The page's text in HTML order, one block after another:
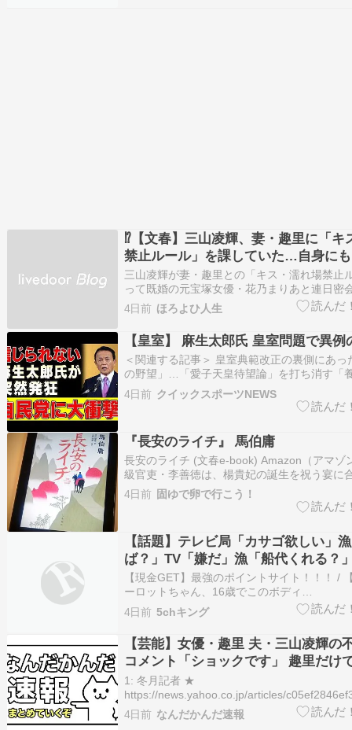
⁉️【文春】三山凌輝、妻・趣里に「キ
禁止ルール」を課していた…自身に
ールを決めるも花乃まりあと舞台で
とめ-
三山凌輝が妻・趣里との「キス・濡れ場禁止
って既婚の元宝塚女優・花乃まりあと連日密
もホテルへ…》 …〈「ちょっとエロいほうが
輝が『愛の不時着』共演の既婚女優・花乃ま
愛”《趣里の悲痛告白「夫は子供に興味がな
か… （出…
4日前 ほろよひ人生
【皇室】 麻生太郎氏 皇室問題で異例
＜関連する記事＞ 皇室典範改正の裏側にあっ
の野望」…「愛子天皇待望論」を打ち消す「
執した理由 - 現代ビジネス （出典：現代ビジ
までも養子でもない…島田裕巳｢皇室典範改
郎の親族"に国民が抱く強烈な不公平感｣ (3
4日前 クイックスポーツNEWS
『長安のライチ』 馬伯庸
長安のライチ (文春e-book) Amazon（アマゾ
級官吏・李善徳は、楊貴妃の誕生を祝う宴に
の大好物であるライチの蜜漬(荔枝煎)を調達
宮に届けるという任につくことに。 簡単なミ
リアすれば出世の道もと喜んだのもつかの間
4日前 固ゆで卵で行こう！
【話題】テレビ局「カサゴ欲しい」
ば？」TV「嫌だ」漁「船代くれる？
→漁師困惑www
【現金GET】最強のポイントサイト！！！ /
ーロットちゃん、16歳でこのボディ
⇒♡♡♡♡♡♡♡♡♡♡♡♡ / 【愕然】ワイ、
くなるのが早すぎて呆然とする / 【闇深】イ
舞香、今がヤバい理由が… / 【文春】佐藤二
への“暴露メール”…
4日前 5chキング
【芸能】女優・趣里 夫・三山凌輝の
コメント「ショックです」 趣里だけ
婚を祝福した義母・伊藤蘭への裏切り
1: 冬月記者 ★
https://news.yahoo.co.jp/articles/
https://i.imgur.com/JMg7UkU.jpeg 三山凌輝“
里が傷心コメント 結…
4日前 なんだかんだ速報